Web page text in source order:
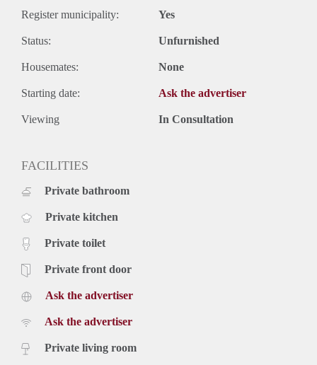
Register municipality: Yes
Status: Unfurnished
Housemates: None
Starting date: Ask the advertiser
Viewing In Consultation
FACILITIES
Private bathroom
Private kitchen
Private toilet
Private front door
Ask the advertiser
Ask the advertiser
Private living room